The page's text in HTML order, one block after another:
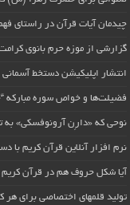
چیدمان آیات قرآن در راستای
گزارشی از موزه حرم بانوی
انتشار اپلیکیشن دستخط
فضیلت‌ها و خواص سوره مبارکه
نوحی که «دارِن آرونوفسکی»
نرم افزار آنلاین قرآن کریم
آیا شکل حروف هم در قرآن کریم
تولید قلمهای اختصاصی برای هر